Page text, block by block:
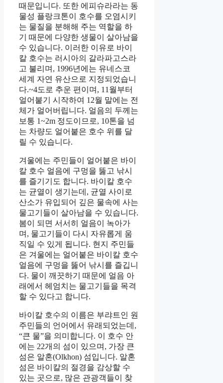
때문입니다. 또한 에피슈라라는 동
물성 플랑크톤이 호수를 오염시키
는 물질을 분해해 주는 역할을 하
기 때문에 다양한 생물이 살아남을
수 있습니다. 이러한 이유로 바이
칼 호수는 러시아의 갈라파고스라
고 불리며, 1996년에는 유네스코
세계 자연 유산으로 지정되었습니
다.~4도로 추운 편이며, 11월부터
얼어붙기 시작하여 12월 말에는 전
체가 얼어버립니다. 얼음의 두께는
보통 1~2m 정도이므로, 10톤을 넘
는 차량도 얼어붙은 호수 위를 달
릴 수 있습니다.
겨울에는 주민들이 얼어붙은 바이
칼 호수 얼음에 구멍을 뚫고 낚시
를 즐기기도 합니다. 바이칼 호수
는 균열이 생기는데, 균열 사이로
산소가 유입되어 깊은 물속에 사는
물고기들이 살아남을 수 있습니다.
봄이 되면 서서히 얼음이 녹아가
며, 물고기들이 다시 자유롭게 움
직일 수 있게 됩니다. 현지 주민들
은 겨울에는 얼어붙은 바이칼 호수
얼음에 구멍을 뚫어 낚시를 즐깁니
다. 물이 깨끗하기 때문에 얼음 아
래에서 헤엄치는 물고기들을 목격
할 수 있다고 합니다.
바이칼 호수의 이름은 부랴트인 원
주민들의 언어에서 유래되었는데,
“큰 물”을 의미합니다. 이 호수 안
에는 22개의 섬이 있으며, 가장 큰
섬은 알혼(Olkhon) 섬입니다. 알혼
섬은 바이칼의 절경을 감상할 수
있는 곳으로, 많은 관광객들이 찾